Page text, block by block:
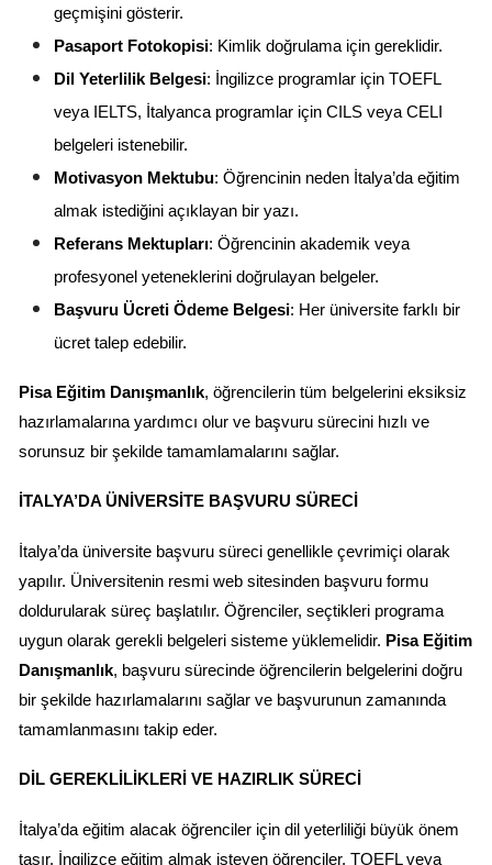
geçmişini gösterir.
Pasaport Fotokopisi: Kimlik doğrulama için gereklidir.
Dil Yeterlilik Belgesi: İngilizce programlar için TOEFL
veya IELTS, İtalyanca programlar için CILS veya CELI
belgeleri istenebilir.
Motivasyon Mektubu: Öğrencinin neden İtalya’da eğitim
almak istediğini açıklayan bir yazı.
Referans Mektupları: Öğrencinin akademik veya
profesyonel yeteneklerini doğrulayan belgeler.
Başvuru Ücreti Ödeme Belgesi: Her üniversite farklı bir
ücret talep edebilir.
Pisa Eğitim Danışmanlık, öğrencilerin tüm belgelerini eksiksiz
hazırlamalarına yardımcı olur ve başvuru sürecini hızlı ve
sorunsuz bir şekilde tamamlamalarını sağlar.
İTALYA’DA ÜNIVERSITE BAŞVURU SÜRECI
İtalya’da üniversite başvuru süreci genellikle çevrimiçi olarak
yapılır. Üniversitenin resmi web sitesinden başvuru formu
doldurularak süreç başlatılır. Öğrenciler, seçtikleri programa
uygun olarak gerekli belgeleri sisteme yüklemelidir. Pisa Eğitim
Danışmanlık, başvuru sürecinde öğrencilerin belgelerini doğru
bir şekilde hazırlamalarını sağlar ve başvurunun zamanında
tamamlanmasını takip eder.
DIL GEREKLILIKLERI VE HAZIRLIK SÜRECI
İtalya’da eğitim alacak öğrenciler için dil yeterliliği büyük önem
taşır. İngilizce eğitim almak isteyen öğrenciler, TOEFL veya